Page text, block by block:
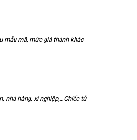
mẫu mã, mức giá thành khác
nhà hàng, xí nghiệp,…Chiếc tủ